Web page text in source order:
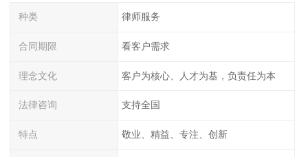
种类 律师服务
合同期限 看客户需求
理念文化 客户为核心、人才为基，负责任为本
法律咨询 支持全国
特点 敬业、精益、专注、创新